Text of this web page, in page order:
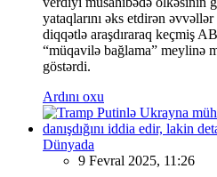
yataqlarını əks etdirən
diqqətlə araşdıraraq keçmiş
“müqavilə bağlama” meylinə
göstərdi.
Ardını oxu
Dünyada
9 Fevral 2025, 11:26